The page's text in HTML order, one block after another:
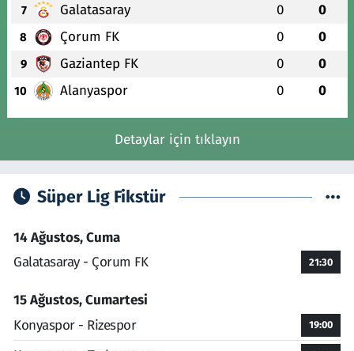
7 Galatasaray 0 0
8 Çorum FK 0 0
9 Gaziantep FK 0 0
10 Alanyaspor 0 0
Detaylar için tıklayın
Süper Lig Fikstür
14 Ağustos, Cuma
Galatasaray - Çorum FK
21:30
15 Ağustos, Cumartesi
Konyaspor - Rizespor
19:00